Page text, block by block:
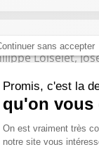
Loiselet,
peu les mal
l’entreprise